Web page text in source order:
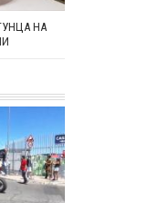
НА